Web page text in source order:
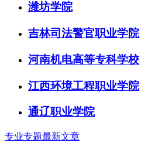
潍坊学院
吉林司法警官职业学院
河南机电高等专科学校
江西环境工程职业学院
通辽职业学院
专业专题最新文章